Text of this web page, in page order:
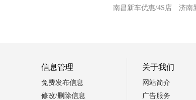
南昌新车优惠/4S店
济南
信息管理
免费发布信息
修改/删除信息
关于我们
网站简介
广告服务